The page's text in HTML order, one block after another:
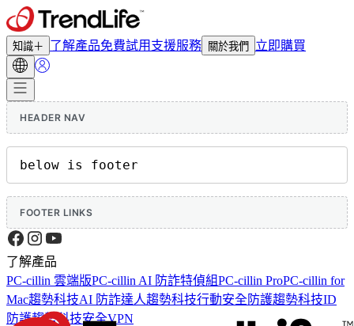
知識＋ 了解產品免費試用 支援服務 關於我們 立即購買
HEADER NAV
below is footer
FOOTER LINKS
了解產品
PC-cillin 雲端版PC-cillin AI 防詐特偵組PC-cillin ProPC-cillin for
Mac趨勢科技AI 防詐達人趨勢科技行動安全防護趨勢科技ID
防護趨勢科技安全VPN